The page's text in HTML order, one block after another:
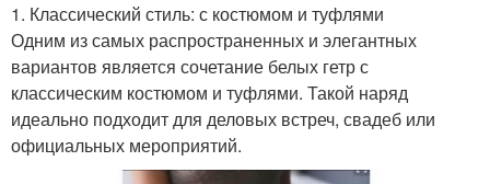
1. Классический стиль: с костюмом и туфлями
Одним из самых распространенных и элегантных
вариантов является сочетание белых гетр с
классическим костюмом и туфлями. Такой наряд
идеально подходит для деловых встреч, свадеб или
официальных мероприятий.